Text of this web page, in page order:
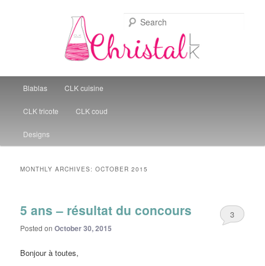
Christal Little Kitchen
Skip to primary content
Skip to secondary content
Blablas CLK cuisine
CLK tricote CLK coud
Designs
MONTHLY ARCHIVES:OCTOBER 2015
5 ans – résultat du concours
Posted onOctober 30, 2015
3
Bonjour à toutes,